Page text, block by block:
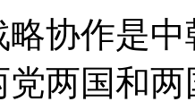
作是中
两国和